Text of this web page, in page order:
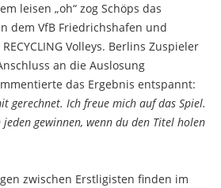
leisen „oh“ zog Schöps das
dem VfB Friedrichshafen und
Volleys. Berlins Zuspieler
an die Auslosung
das Ergebnis entspannt:
gerechnet. Ich freue mich auf das Spiel.
jeden gewinnen, wenn du den Titel holen
zwischen Erstligisten finden im